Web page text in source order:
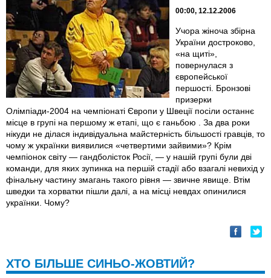
00:00, 12.12.2006
Учора жіноча збірна
України достроково,
«на щиті»,
повернулася з
європейської
першості. Бронзові
призерки
Олімпіади-2004 на чемпіонаті Європи у Швеції посіли останнє
місце в групі на першому ж етапі, що є ганьбою . За два роки
нікуди не ділася індивідуальна майстерність більшості гравців, то
чому ж українки виявилися «четвертими зайвими»? Крім
чемпіонок світу — гандболісток Росії, — у нашій групі були дві
команди, для яких зупинка на першій стадії або взагалі невихід у
фінальну частину змагань такого рівня — звичне явище. Втім
шведки та хорватки пішли далі, а на місці невдах опинилися
українки. Чому?
ХТО БІЛЬШЕ СИНЬО-ЖОВТИЙ?